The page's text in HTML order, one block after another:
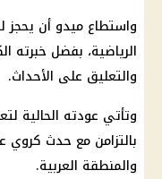
واستطاع ميدو أن
الرياضية، بفضل خبرته
والتعليق على الأحداث.
وتأتي عودته الحالية
بالتزامن مع حدث
والمنطقة العربية.